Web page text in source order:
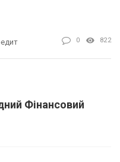
0 822
Фінансовий